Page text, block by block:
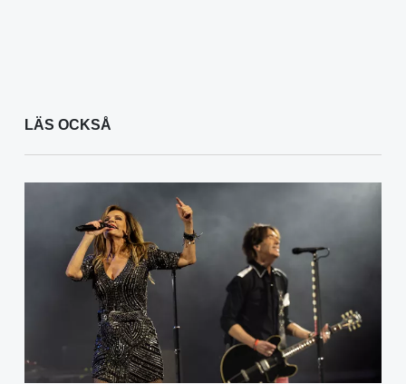
LÄS OCKSÅ